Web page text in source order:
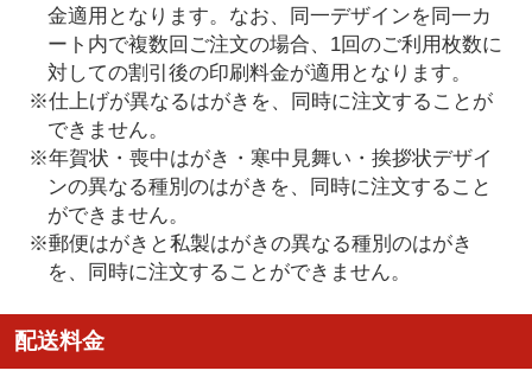
金適用となります。なお、同一デザインを同一カ
ート内で複数回ご注文の場合、1回のご利用枚数に
対しての割引後の印刷料金が適用となります。
※仕上げが異なるはがきを、同時に注文することが
できません。
※年賀状・喪中はがき・寒中見舞い・挨拶状デザイ
ンの異なる種別のはがきを、同時に注文すること
ができません。
※郵便はがきと私製はがきの異なる種別のはがき
を、同時に注文することができません。
配送料金